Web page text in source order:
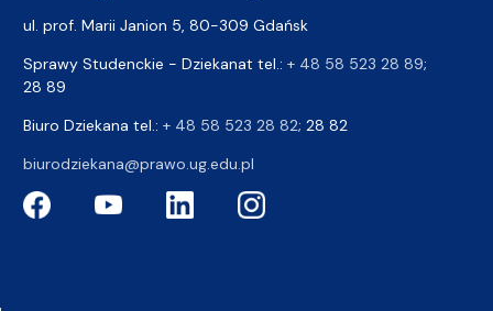
ul. prof. Marii Janion 5, 80-309 Gdańsk
Sprawy Studenckie - Dziekanat tel.: + 48 58 523 28 89;
28 89
Biuro Dziekana tel.: + 48 58 523 28 82; 28 82
biurodziekana@prawo.ug.edu.pl